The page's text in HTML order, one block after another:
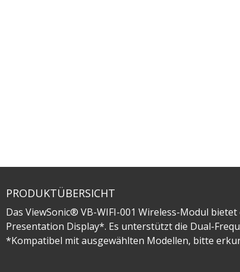
PRODUKTÜBERSICHT
Das ViewSonic® VB-WIFI-001 Wireless-Modul
Presentation Display*. Es unterstützt die Dual-
*Kompatibel mit ausgewählten Modellen, bitte